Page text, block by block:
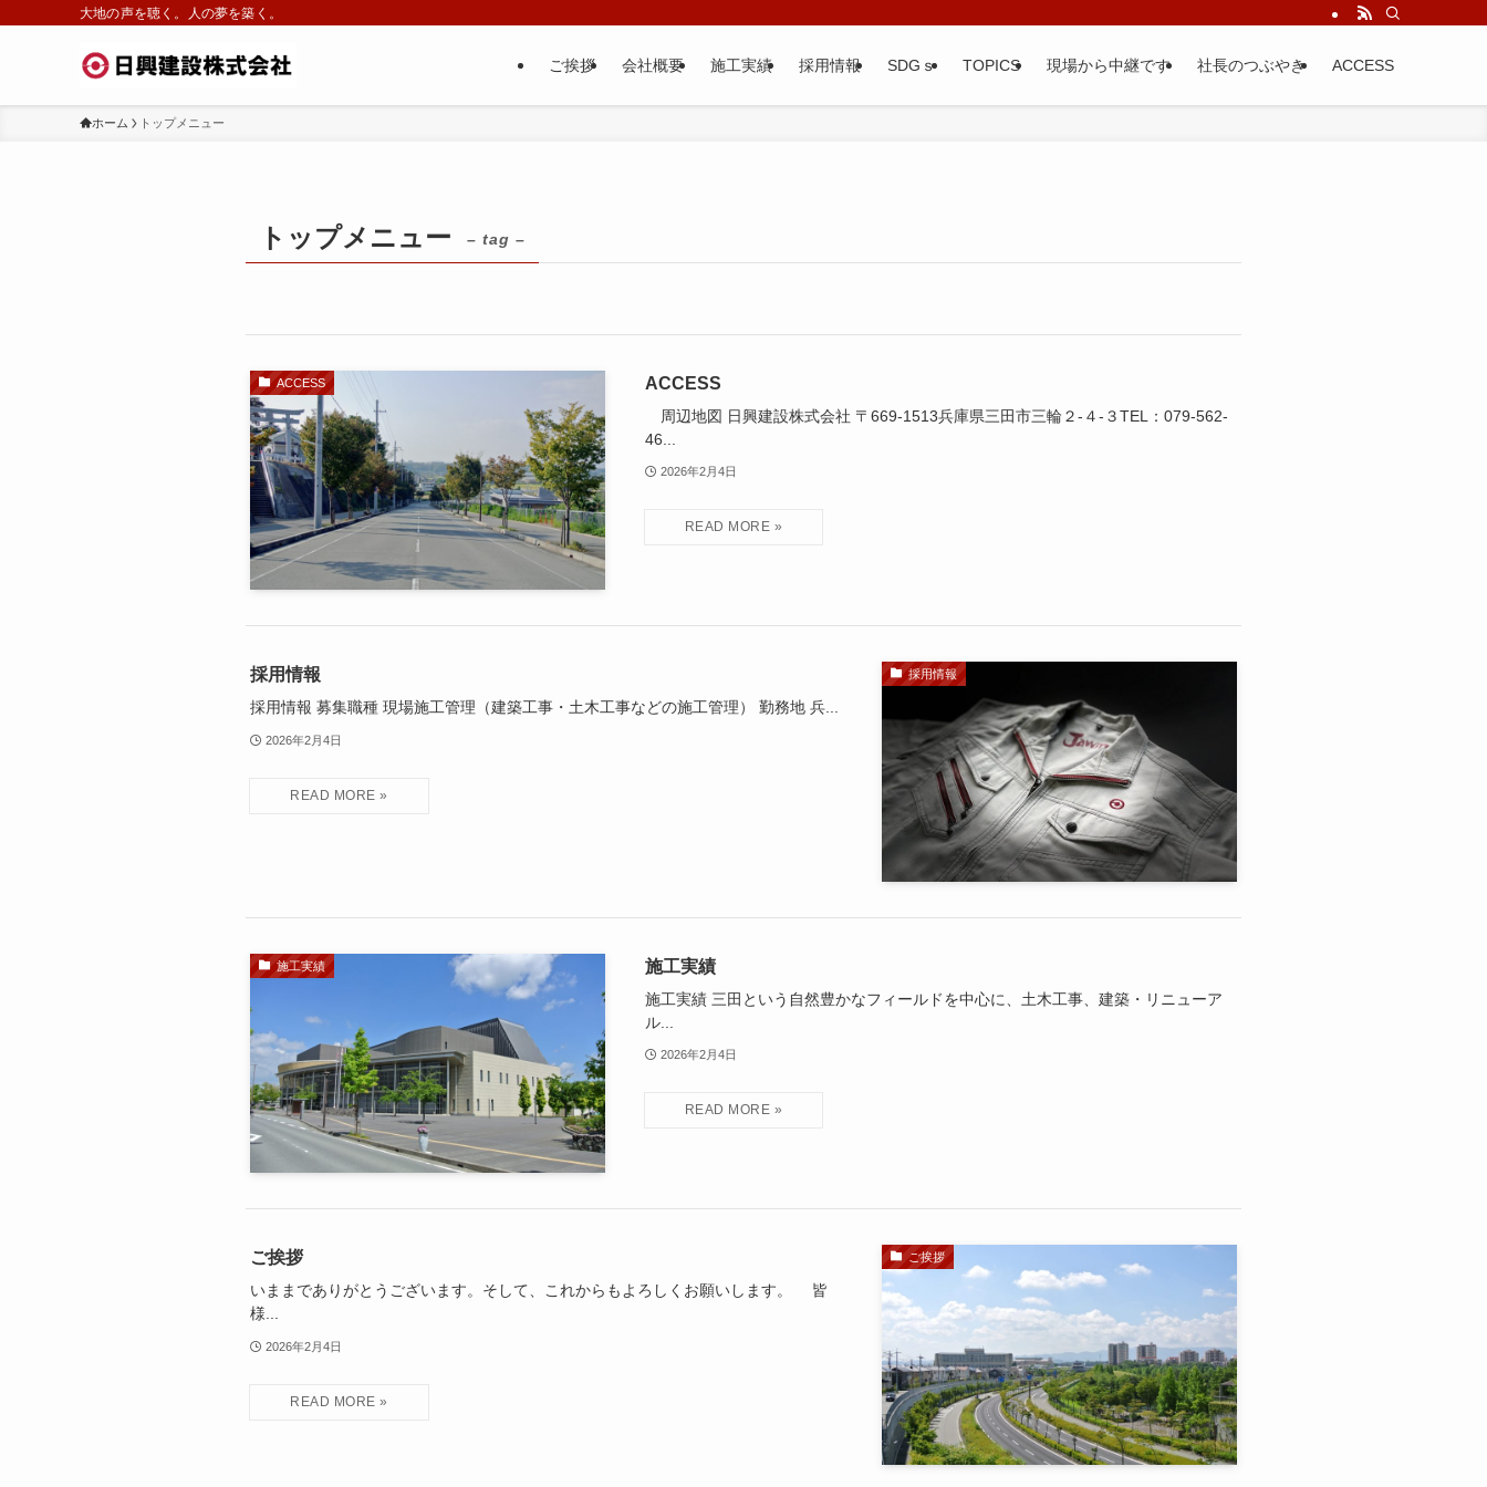
大地の声を聴く。人の夢を築く。
ご挨拶 会社概要 施工実績 採用情報 SDGｓ TOPICS 現場から中継です 社長のつぶやき ACCESS
ホーム トップメニュー
トップメニュー – tag –
ACCESS ACCESS
周辺地図 日興建設株式会社 〒669-1513兵庫県三田市三輪２-４-３TEL：079-562-
46...
2026年2月4日
採用情報
採用情報
採用情報 募集職種 現場施工管理（建築工事・土木工事などの施工管理） 勤務地 兵...
2026年2月4日
施工実績 施工実績
施工実績 三田という自然豊かなフィールドを中心に、土木工事、建築・リニューア
ル...
2026年2月4日
ご挨拶
ご挨拶
いままでありがとうございます。そして、これからもよろしくお願いします。 皆
様...
2026年2月4日